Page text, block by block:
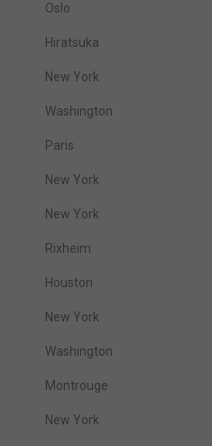
Oslo
Hiratsuka
New York
Washington
Paris
New York
New York
Rixheim
Houston
New York
Washington
Montrouge
New York